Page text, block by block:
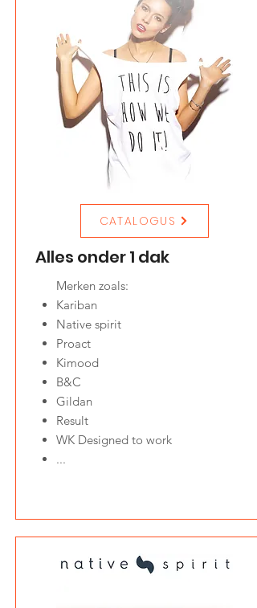
CATALOGUS
Alles onder 1 dak
Merken zoals:
Kariban
Native spirit
Proact
Kimood
B&C
Gildan
Result
WK Designed to work
...